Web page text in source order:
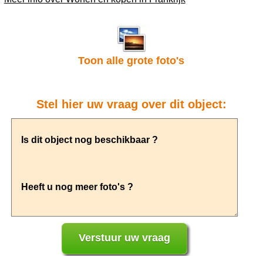
Toon alle grote foto's
Stel hier uw vraag over dit object: